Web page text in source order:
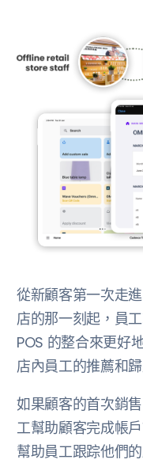
從新顧客第一次走
店的那一刻起，員
POS 的整合來更好
店內員工的推薦和
如果顧客的首次銷
工幫助顧客完成帳
幫助員工跟踪他們